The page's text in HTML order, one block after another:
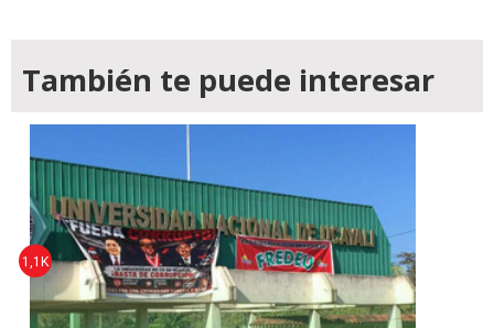
También te puede interesar
1,1K